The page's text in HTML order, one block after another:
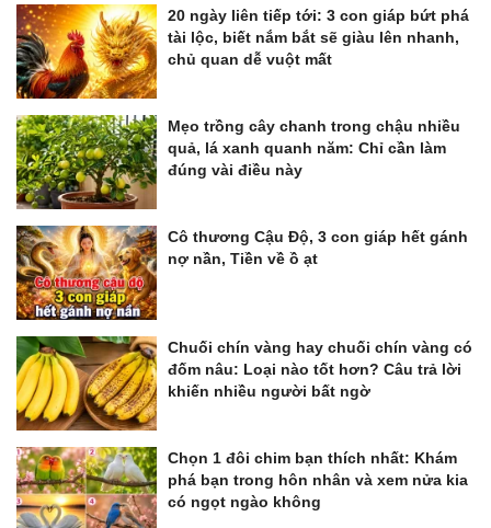
20 ngày liên tiếp tới: 3 con giáp bứt phá
tài lộc, biết nắm bắt sẽ giàu lên nhanh,
chủ quan dễ vuột mất
Mẹo trồng cây chanh trong chậu nhiều
quả, lá xanh quanh năm: Chỉ cần làm
đúng vài điều này
Cô thương Cậu Độ, 3 con giáp hết gánh
nợ nần, Tiền về ồ ạt
Chuối chín vàng hay chuối chín vàng có
đốm nâu: Loại nào tốt hơn? Câu trả lời
khiến nhiều người bất ngờ
Chọn 1 đôi chim bạn thích nhất: Khám
phá bạn trong hôn nhân và xem nửa kia
có ngọt ngào không